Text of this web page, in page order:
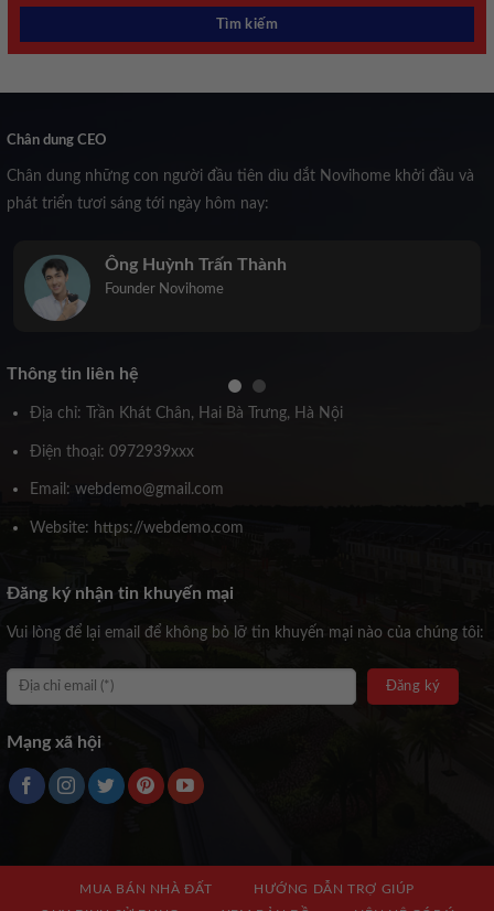
Chân dung CEO
Chân dung những con người đầu tiên dìu dắt Novihome khởi đầu và
phát triển tươi sáng tới ngày hôm nay:
Trịnh Kiều Anh
Co-Founder Novihome
Thông tin liên hệ
Địa chỉ: Trần Khát Chân, Hai Bà Trưng, Hà Nội
Điện thoại: 0972939xxx
Email: webdemo@gmail.com
Website: https://webdemo.com
Đăng ký nhận tin khuyến mại
Vui lòng để lại email để không bỏ lỡ tin khuyến mại nào của chúng tôi:
Mạng xã hội
MUA BÁN NHÀ ĐẤT
HƯỚNG DẪN TRỢ GIÚP